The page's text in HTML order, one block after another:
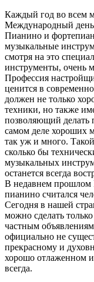
Каждый год во всем
Международный
Пианино и
музыкальные
смотря на это
инструменты, очень
Профессия
ценится в
должен не только
техники, но также
позволяющий делать
самом деле хороших
так уж и много.
сколько бы
музыкальных
останется всегда
В недавнем прошлом
пианино считался
Сегодня в нашей
можно сделать
частным
официально не
прекрасному и
хорошо отлаженном
всегда.